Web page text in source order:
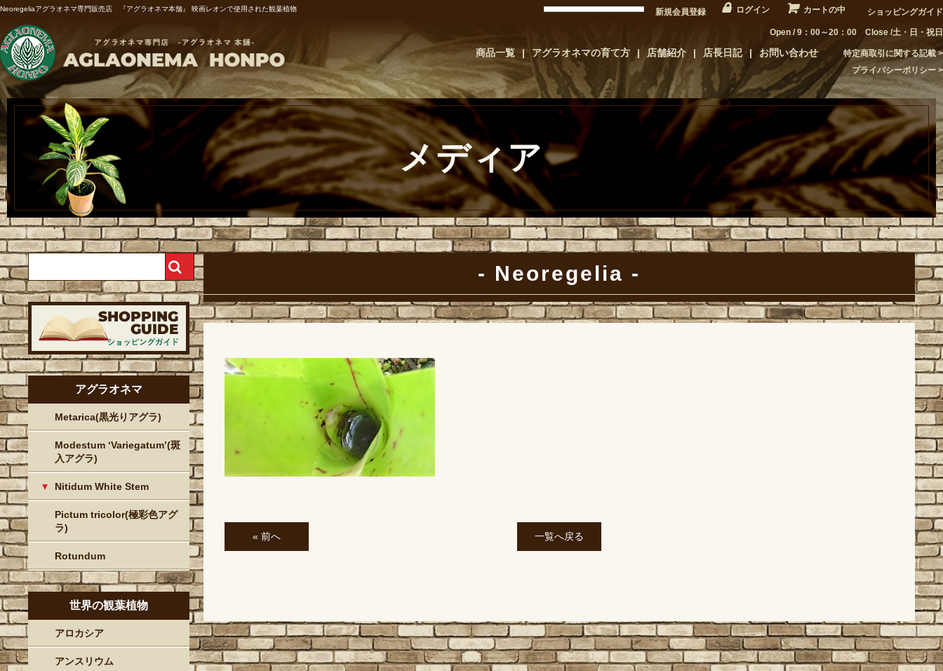
Neoregeliaアグラオネマ専門販売店 『アグラオネマ本舗』 映画レオンで使用された観葉植物 新規会員登録 ログイン カートの中 ショッピングガイド
Open / 9：00～20：00 Close /土・日・祝日
商品一覧 アグラオネマの育て方 店舗紹介 店長日記 お問い合わせ
特定商取引に関する記載
プライバシーポリシー
メディア
Neoregelia
« 前へ 一覧へ戻る
アグラオネマ
Metarica(黒光りアグラ)
Modestum ‘Variegatum’(斑
入アグラ)
Nitidum White Stem
Pictum tricolor(極彩色アグ
ラ)
Rotundum
世界の観葉植物
アロカシア
アンスリウム